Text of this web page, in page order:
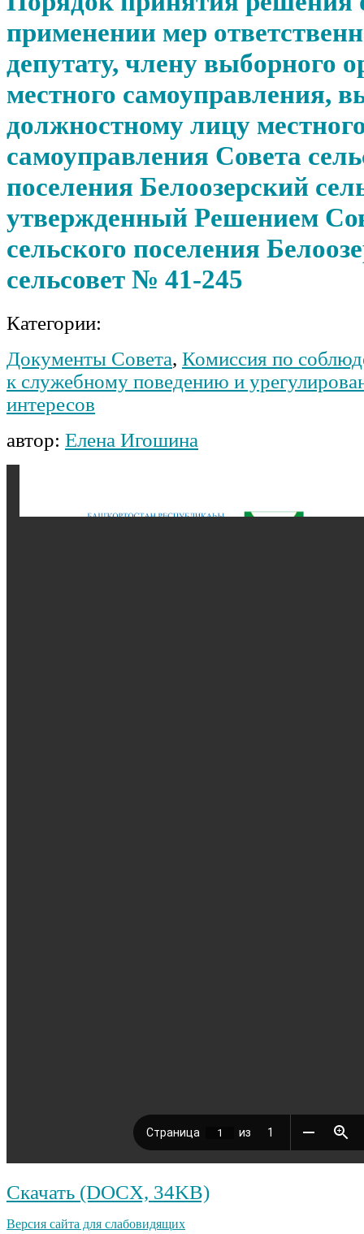
применении мер
депутату, члену выборного
местного самоуправления,
должностному лицу
самоуправления Совета
поселения Белоозерский
утвержденный Решением
сельского поселения
сельсовет № 41-245
Категории:
Документы Совета, Комиссия по
к служебному поведению и
интересов
автор: Елена Игошина
Скачать (DOCX, 34KB)
Версия сайта для слабовидящих